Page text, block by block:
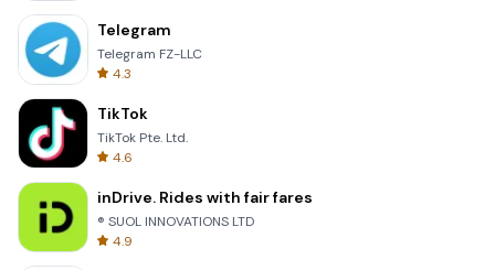
Telegram
Telegram FZ-LLC
4.3
TikTok
TikTok Pte. Ltd.
4.6
inDrive. Rides with fair fares
® SUOL INNOVATIONS LTD
4.9